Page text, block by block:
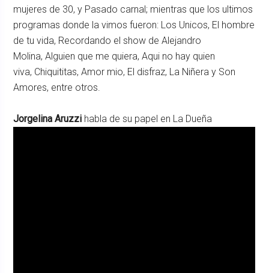
mujeres de 30, y Pasado carnal; mientras que los ultimos
programas donde la vimos fueron: Los Unicos, El hombre
de tu vida, Recordando el show de Alejandro
Molina, Alguien que me quiera, Aqui no hay quien
viva, Chiquititas, Amor mio, El disfraz, La Niñera y Son
Amores, entre otros.
Jorgelina Aruzzi habla de su papel en La Dueña